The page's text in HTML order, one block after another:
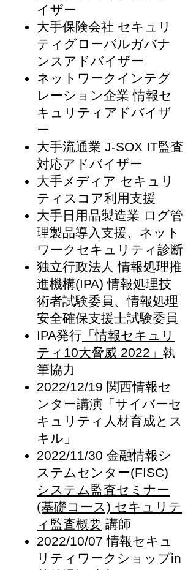
イザー
大手保険会社 セキュリ
ティグローバルガバナ
ンスアドバイザー
ネットワークインテグ
レーション企業 情報セ
キュリティアドバイザ
ー
大手流通業 J-SOX IT監査
対応アドバイザー
大手メディア セキュリ
ティスコア利用支援
大手日用品製造業 ログ管
理製品導入支援、ネット
ワークセキュリティ診断
独立行政法人 情報処理推
進機構(IPA) 情報処理技
術者試験委員、情報処理
安全確保支援士試験委員
IPA発行 「情報セキュリ
ティ10大脅威 2022」 執
筆協力
2022/12/19 関西情報セ
ンター講演「サイバーセ
キュリティ人材育成とス
キル」
2022/11/30 金融情報シ
ステムセンター(FISC)
システム監査セミナー
(基礎コース) セキュリテ
ィ監査概要 講師
2022/10/07 情報セキュ
リティワークショップin